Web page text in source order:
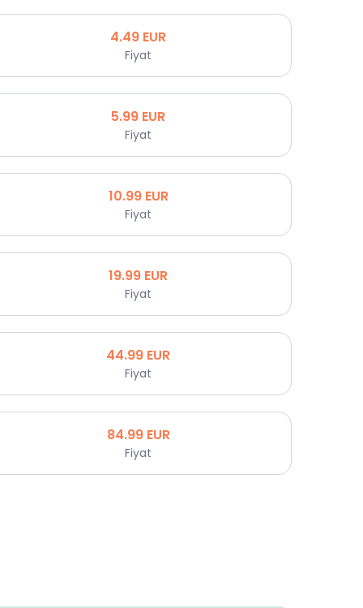
4.49 EUR
Fiyat
5.99 EUR
Fiyat
10.99 EUR
Fiyat
19.99 EUR
Fiyat
44.99 EUR
Fiyat
84.99 EUR
Fiyat